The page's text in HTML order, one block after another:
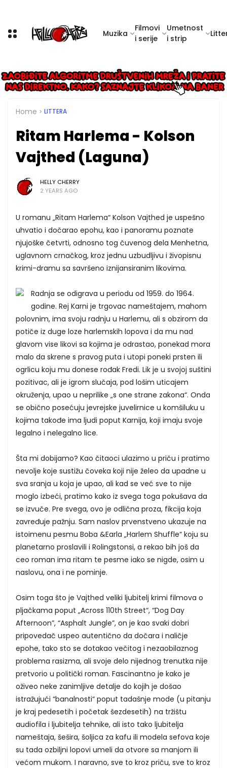
Muzika
Filmovi
i serije
Umetnost
i strip
Home LITTERA
Ritam Harlema - Kolson
Vajthed (Laguna)
HELLY CHERRY
2 YEARS AGO
U romanu „Ritam Harlema“ Kolson Vajthed je uspešno
uhvatio i dočarao epohu, kao i panoramu poznate
njujoške četvrti, odnosno tog čuvenog dela Menhetna,
uglavnom crnačkog, kroz jednu uzbudljivu i živopisnu
krimi-dramu sa savršeno iznijansiranim likovima.
Radnja se odigrava u periodu od 1959. do 1964.
godine. Rej Karni je trgovac nameštajem, mahom
polovnim, ima svoju radnju u Harlemu, ali s obzirom da
potiče iz duge loze harlemskih lopova i da mu nad
glavom vise likovi sa kojima je odrastao, ponekad mora
malo da skrene s pravog puta i utopi poneki prsten ili
ogrlicu koju mu donese rođak Fredi. Lik je u svojoj suštini
pozitivac, ali je igrom slučaja, pod lošim uticajem
okruženja, upao u neprilike „s one strane zakona“. Onda
se obično posećuju jevrejske juvelirnice u komšiluku u
kojima takođe ima ljudi poput Karnija, koji imaju svoje
legalno i nelegalno lice.
Šta mi dobijamo? Kao čitaoci ulazimo u priču i pratimo
nevolje koje sustižu čoveka koji nije želeo da upadne u
sva sranja u koja je upao, ali kad se već sve to nije
moglo izbeći, pratimo kako iz svega toga pokušava da
se izvuče. Pre svega, ovo je odlična proza, fikcija koja
zavređuje pažnju. Sam naslov prvenstveno ukazuje na
istoimenu pesmu Boba &Earla „Harlem Shuffle“ koju su
planetarno proslavili i Rolingstonsi, a rekao bih još da
ceo roman ima ritam te pesme iako se nigde, osim u
naslovu, ona i ne pominje.
Osim toga što je Vajthed veliki ljubitelj krimi filmova o
pljačkama poput „Across 110th Street“, “Dog Day
Afternoon”, “Asphalt Jungle”, on je kao svaki dobri
pripovedač uspeo autentično da dočara i naličje
epohe, tako sto se dotakao večitog i nezaobilaznog
problema rasizma, ali svoje delo nijednog trenutka nije
pretvorio u politički roman. Fascinantno je kako je
oživeo neke zanimljive detalje do kojih je došao
istražujući “banalnosti“ poput tadašnje mode (u pitanju
je kraj pedesetih i početak šezdesetih) na tržištu
audiofila i ljubitelja tehnike, ali isto tako ljubitelja
nameštaja, šešira, šoljica za kafu ili modela sefova koje
su tada ozbiljni lopovi umeli da otvore sa manjom ili
većom mukom. I naravno, sve to kroz priču, sve to kroz